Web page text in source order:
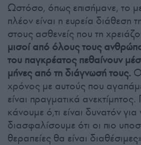
Ωστόσο, όπως επισήμανε, το
πλέον είναι η ευρεία διάθεση
στους ασθενείς που τη
μισοί από όλους τους
του παγκρέατος πεθαίνουν
μήνες από τη διάγνωσή τους.
χρόνος με αυτούς που
είναι πραγματικά ανεκτίμητος.
κάνουμε ό,τι είναι δυνατόν για
διασφαλίσουμε ότι οι πιο
θεραπείες θα είναι